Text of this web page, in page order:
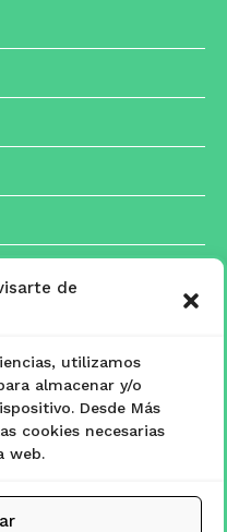
de
utilizamos
almacenar y/o
Desde Más
cookies necesarias
web.
28933 Móstoles,